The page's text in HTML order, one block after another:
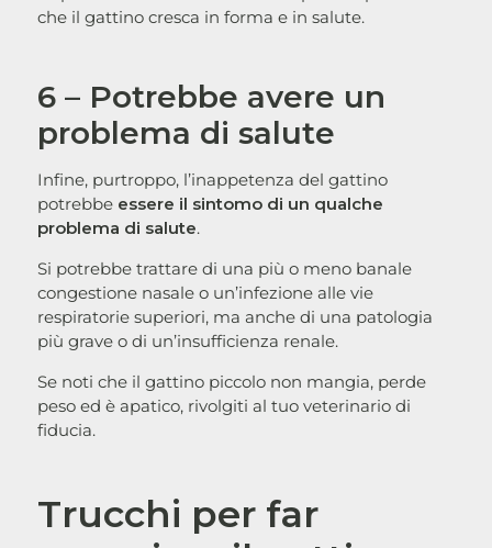
che il gattino cresca in forma e in salute.
6 – Potrebbe avere un
problema di salute
Infine, purtroppo, l’inappetenza del gattino
potrebbe essere il sintomo di un qualche
problema di salute.
Si potrebbe trattare di una più o meno banale
congestione nasale o un’infezione alle vie
respiratorie superiori, ma anche di una patologia
più grave o di un’insufficienza renale.
Se noti che il gattino piccolo non mangia, perde
peso ed è apatico, rivolgiti al tuo veterinario di
fiducia.
Trucchi per far